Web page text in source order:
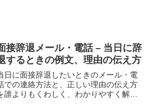
接辞退メール・電話 – 当日に辞
するときの例文、理由の伝え方
日に面接辞退したいときのメール・電
での連絡方法と、正しい理由の伝え方
誰よりもくわしく、わかりやすく解説